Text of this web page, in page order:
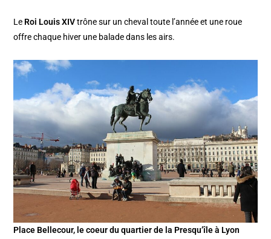
Le Roi Louis XIVtrône sur un cheval toute l’année et une roue
offre chaque hiver une balade dans les airs.
Place Bellecour, le coeur du quartier de la Presqu’île à Lyon